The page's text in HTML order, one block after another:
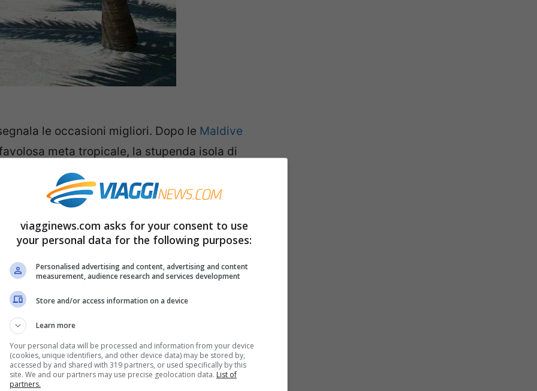
le occasioni migliori. Dopo le Maldive
meta tropicale, la stupenda isola di
Tornata negli ultimi anni al centro
la fine dell’embargo con gli Stati Uniti.
una meta turistica commerciale invasa
approfittare per visitarla finché
davanti ad un mare turchese e cristallino,
tra edifici coloniali e macchine
seconda amatissima casa dello scrittore
trasferì a lungo, a pochi chilometri
Finca Vigía, da visitare assolutamente.
viagginews.com asks for your consent to use
your personal data for the following purposes:
Personalised advertising and content, advertising and content
measurement, audience research and services development
Store and/or access information on a device
Learn more
Your personal data will be processed and information from your device
(cookies, unique identifiers, and other device data) may be stored by,
accessed by and shared with 319 partners, or used specifically by this
site. We and our partners may use precise geolocation data. List of
partners.